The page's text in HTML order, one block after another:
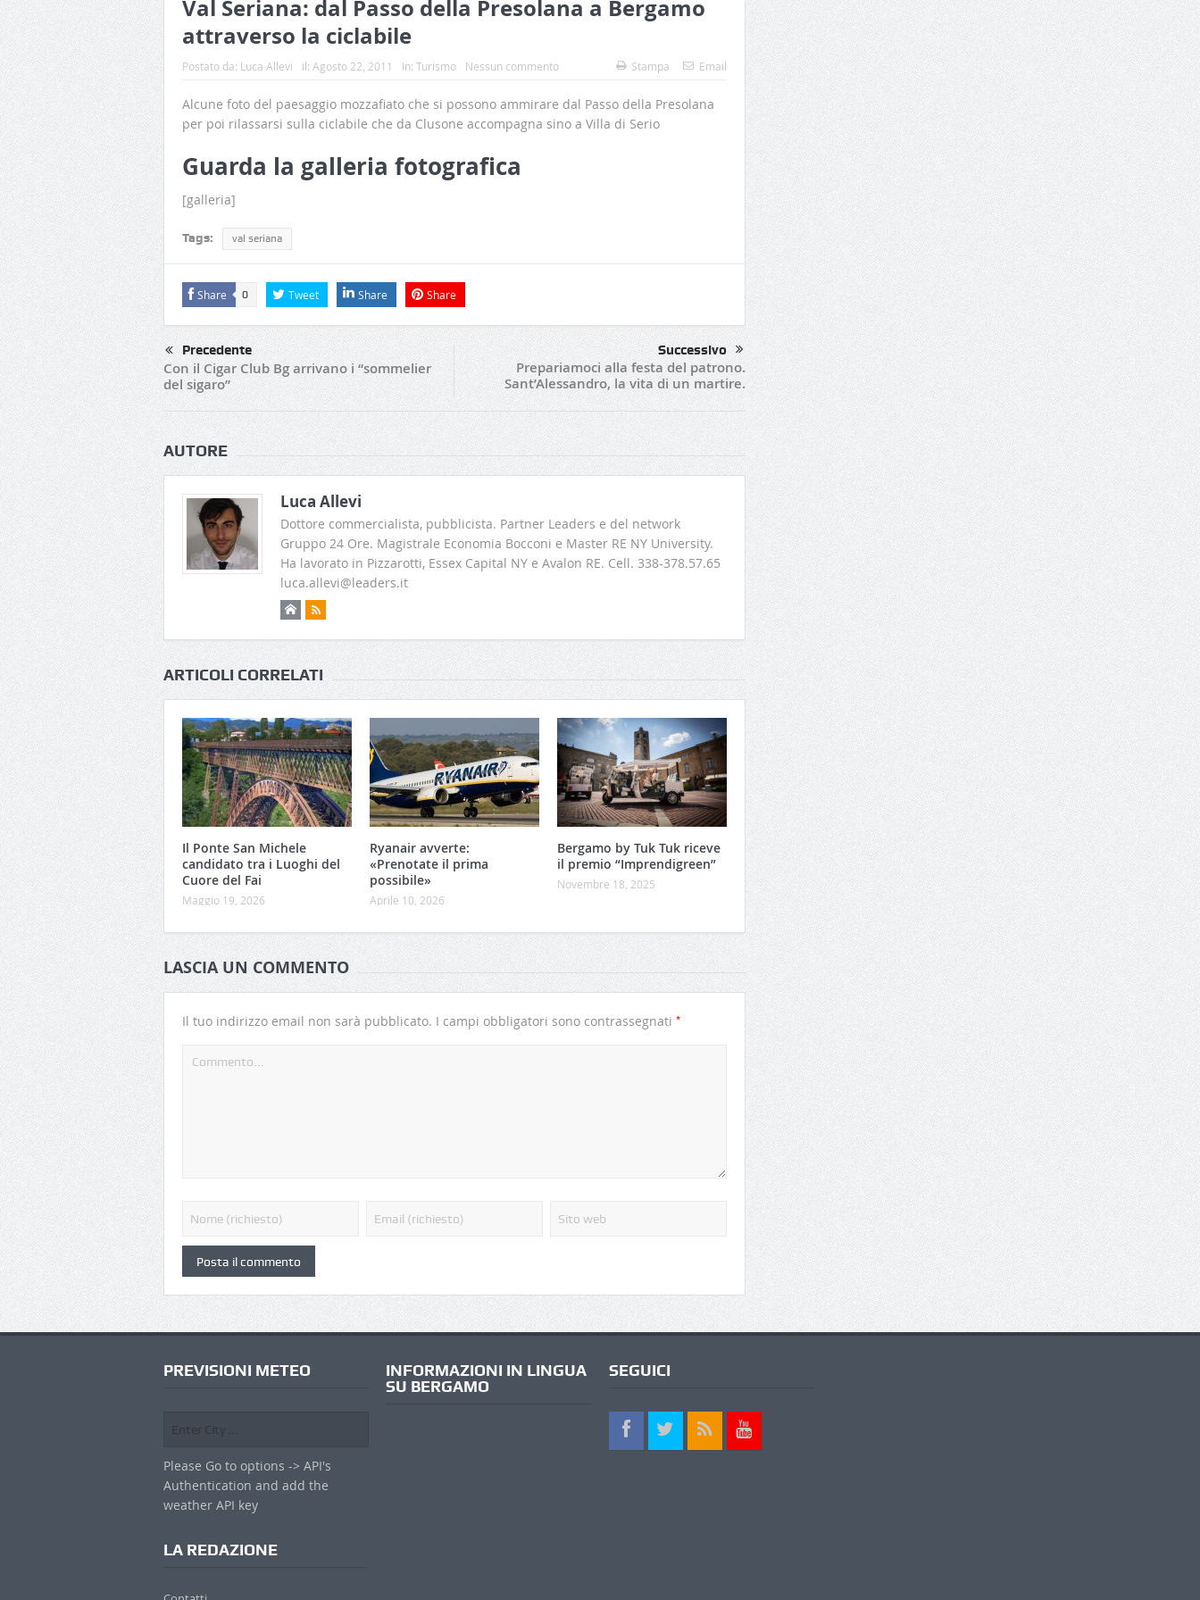
Val Seriana: dal Passo della Presolana a Bergamo
attraverso la ciclabile
Postato da: Luca Allevi il: Agosto 22, 2011 In: Turismo Nessun commento Stampa Email
Alcune foto del paesaggio mozzafiato che si possono ammirare dal Passo della Presolana
per poi rilassarsi sulla ciclabile che da Clusone accompagna sino a Villa di Serio
Guarda la galleria fotografica
[galleria]
Tags: val seriana
Share 0 Tweet Share Share
Precedente
Con il Cigar Club Bg arrivano i “sommelier
del sigaro”
Successivo
Prepariamoci alla festa del patrono.
Sant’Alessandro, la vita di un martire.
AUTORE
Luca Allevi
Dottore commercialista, pubblicista. Partner Leaders e del network
Gruppo 24 Ore. Magistrale Economia Bocconi e Master RE NY University.
Ha lavorato in Pizzarotti, Essex Capital NY e Avalon RE. Cell. 338-378.57.65
luca.allevi@leaders.it
ARTICOLI CORRELATI
Il Ponte San Michele
candidato tra i Luoghi del
Cuore del Fai
Maggio 19, 2026
Ryanair avverte:
«Prenotate il prima
possibile»
Aprile 10, 2026
Bergamo by Tuk Tuk riceve
il premio “Imprendigreen”
Novembre 18, 2025
LASCIA UN COMMENTO
Il tuo indirizzo email non sarà pubblicato. I campi obbligatori sono contrassegnati *
PREVISIONI METEO
Please Go to options -> API's
Authentication and add the
weather API key
LA REDAZIONE
INFORMAZIONI IN LINGUA
SU BERGAMO
SEGUICI